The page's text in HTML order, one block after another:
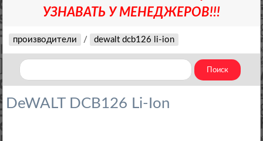
УЗНАВАТЬ У МЕНЕДЖЕРОВ!!!
производители / dewalt dcb126 li-ion
DeWALT DCB126 Li-Ion